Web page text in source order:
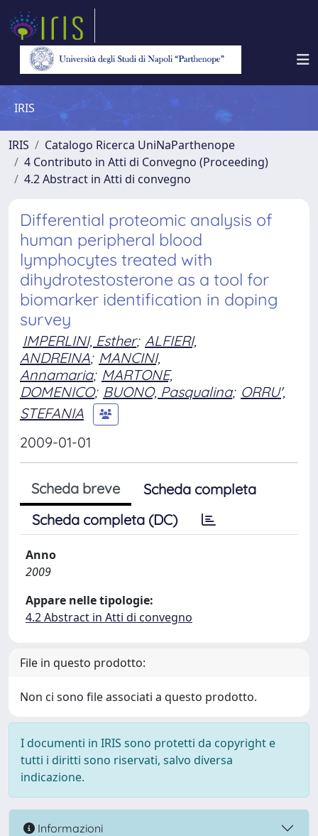
IRIS
IRIS
Catalogo Ricerca UniNaParthenope
4 Contributo in Atti di Convegno (Proceeding)
4.2 Abstract in Atti di convegno
Differential proteomic analysis of
human peripheral blood
lymphocytes treated with
dihydrotestosterone as a tool for
biomarker identification in doping
survey
IMPERLINI, Esther; ALFIERI,
ANDREINA; MANCINI,
Annamaria; MARTONE,
DOMENICO; BUONO, Pasqualina; ORRU',
STEFANIA
2009-01-01
Scheda breve
Scheda completa
Scheda completa (DC)
Anno
2009
Appare nelle tipologie:
4.2 Abstract in Atti di convegno
File in questo prodotto:
Non ci sono file associati a questo prodotto.
I documenti in IRIS sono protetti da copyright e
tutti i diritti sono riservati, salvo diversa
indicazione.
Informazioni